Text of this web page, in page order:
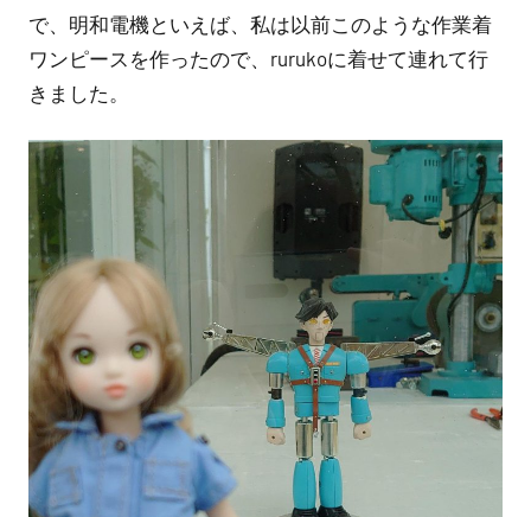
で、明和電機といえば、私は以前このような作業着
ワンピースを作ったので、rurukoに着せて連れて行
きました。